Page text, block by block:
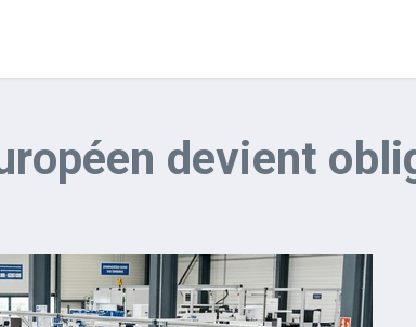
devient